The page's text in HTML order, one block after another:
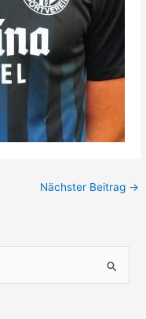
Nächster Beitrag →